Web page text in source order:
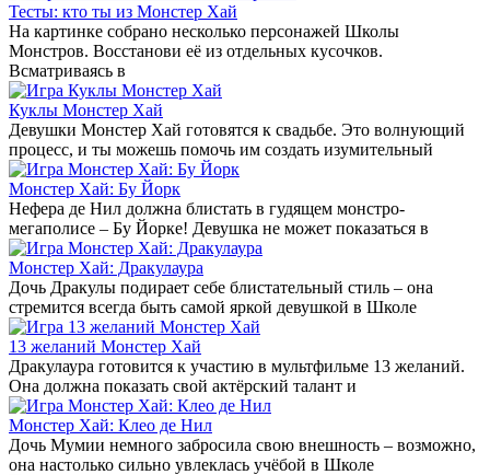
Тесты: кто ты из Монстер Хай
На картинке собрано несколько персонажей Школы
Монстров. Восстанови её из отдельных кусочков.
Всматриваясь в
Куклы Монстер Хай
Девушки Монстер Хай готовятся к свадьбе. Это волнующий
процесс, и ты можешь помочь им создать изумительный
Монстер Хай: Бу Йорк
Нефера де Нил должна блистать в гудящем монстро-
мегаполисе – Бу Йорке! Девушка не может показаться в
Монстер Хай: Дракулаура
Дочь Дракулы подирает себе блистательный стиль – она
стремится всегда быть самой яркой девушкой в Школе
13 желаний Монстер Хай
Дракулаура готовится к участию в мультфильме 13 желаний.
Она должна показать свой актёрский талант и
Монстер Хай: Клео де Нил
Дочь Мумии немного забросила свою внешность – возможно,
она настолько сильно увлеклась учёбой в Школе